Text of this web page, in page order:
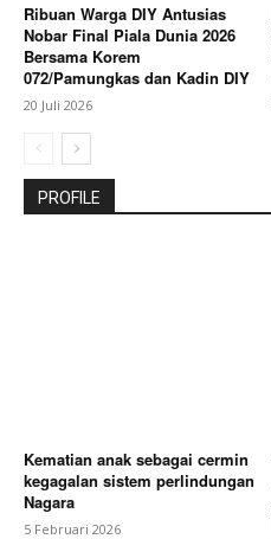
Ribuan Warga DIY Antusias
Nobar Final Piala Dunia 2026
Bersama Korem
072/Pamungkas dan Kadin DIY
20 Juli 2026
PROFILE
Kematian anak sebagai cermin
kegagalan sistem perlindungan
Nagara
5 Februari 2026